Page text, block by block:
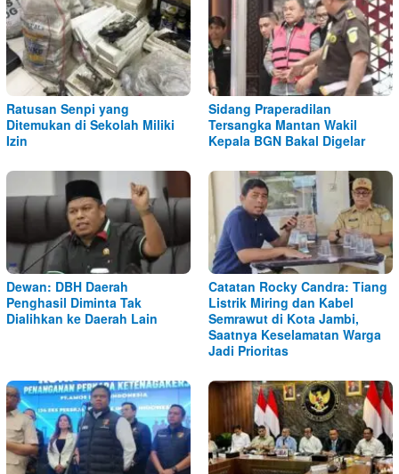
Ratusan Senpi yang
Ditemukan di Sekolah Miliki
Izin
Sidang Praperadilan
Tersangka Mantan Wakil
Kepala BGN Bakal Digelar
Dewan: DBH Daerah
Penghasil Diminta Tak
Dialihkan ke Daerah Lain
Catatan Rocky Candra: Tiang
Listrik Miring dan Kabel
Semrawut di Kota Jambi,
Saatnya Keselamatan Warga
Jadi Prioritas